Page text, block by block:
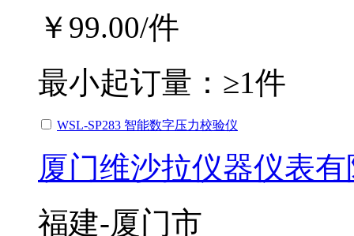
￥99.00/件
最小起订量： ≥1件
WSL-SP283 智能数字压力校验仪
厦门维沙拉仪器仪表
福建-厦门市